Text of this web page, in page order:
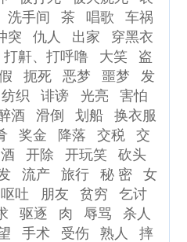
洗手间 茶 唱歌
车祸
突 仇人 出家
穿黑衣
打鼾、打呼噜 大笑
盗
扼死 恶梦 噩梦
发
纺织 诽谤 光亮
害怕
酒 滑倒 划船
换衣服
奖金 降落 交税
交
酒 开除 开玩笑
砍头
流产 旅行 秘 密
女
呕吐 朋友 贫穷
乞讨
驱逐 肉 辱骂
杀人
手术 受伤 熟人
摔